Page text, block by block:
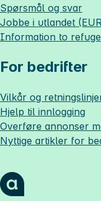
Spørsmål og svar
Jobbe i utlandet
Information to
For bedrifter
Vilkår og
Hjelp til innlogging
Overføre annonser
Nyttige artikler for